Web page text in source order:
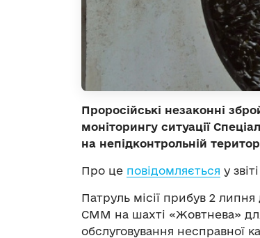
Проросійські незаконні
моніторингу ситуації
на непідконтрольній
Про це повідомляється у
Патруль місії прибув 2
СММ на шахті «Жовтнева»
обслуговування несправної